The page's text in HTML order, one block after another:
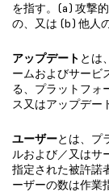
を指す。(a) 攻撃
の、又は (b) 他人
アップデート とは
ームおよびサービ
る、プラットフォ
ス又はアップデー
ユーザーとは、プ
ルおよび／又はサ
指定された被許諾
ーザーの数は作業